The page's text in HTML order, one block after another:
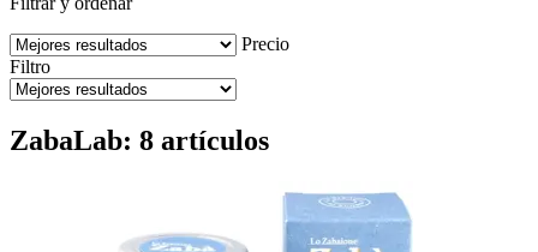
Precio
Filtro
ZabaLab: 8 artículos